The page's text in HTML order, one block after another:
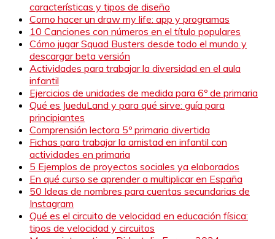
características y tipos de diseño
Como hacer un draw my life: app y programas
10 Canciones con números en el título populares
Cómo jugar Squad Busters desde todo el mundo y
descargar beta versión
Actividades para trabajar la diversidad en el aula
infantil
Ejercicios de unidades de medida para 6º de primaria
Qué es JueduLand y para qué sirve: guía para
principiantes
Comprensión lectora 5º primaria divertida
Fichas para trabajar la amistad en infantil con
actividades en primaria
5 Ejemplos de proyectos sociales ya elaborados
En qué curso se aprender a multiplicar en España
50 Ideas de nombres para cuentas secundarias de
Instagram
Qué es el circuito de velocidad en educación física:
tipos de velocidad y circuitos